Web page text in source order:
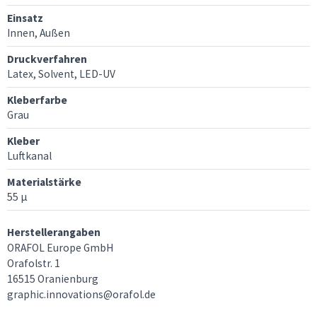
Einsatz
Innen, Außen
Druckverfahren
Latex, Solvent, LED-UV
Kleberfarbe
Grau
Kleber
Luftkanal
Materialstärke
55 µ
Herstellerangaben
ORAFOL Europe GmbH
Orafolstr. 1
16515 Oranienburg
graphic.innovations@orafol.de